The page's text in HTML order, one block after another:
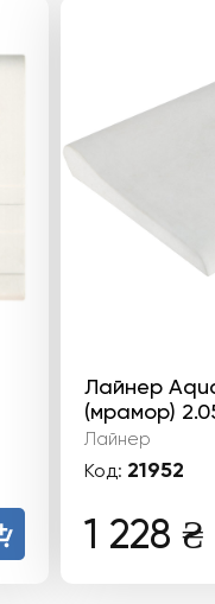
Лайнер
(мрамор)
Лайнер
Код: 21952
1 228 ₴